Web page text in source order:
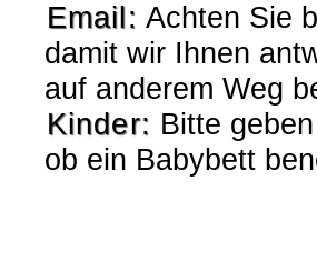
Email: Achten Sie
damit wir Ihnen
auf anderem Weg
Kinder: Bitte
ob ein Babybett